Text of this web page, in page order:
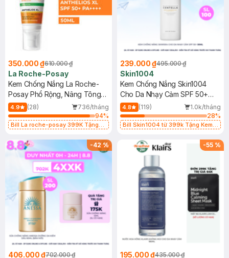
350.000 ₫610.000 ₫
La Roche-Posay
Kem Chống Nắng La Roche-
Posay Phổ Rộng, Nâng Tông
Kiềm Dầu 50ml
4.9 (28)
736/tháng
94%
Bill La roche-posay 399K Tặng
(SL có hạn)
239.000 ₫495.000 ₫
Skin1004
Kem Chống Nắng Skin1004
Cho Da Nhạy Cảm SPF 50+
50ml
4.8 (119)
1.0k/tháng
28%
Bill Skin1004 từ 399k Tặng Kem
SPF 50+ 20ml (SL Có Hạn)
-42%
406.000 ₫702.000 ₫
-55 %
195.000 ₫435.000 ₫